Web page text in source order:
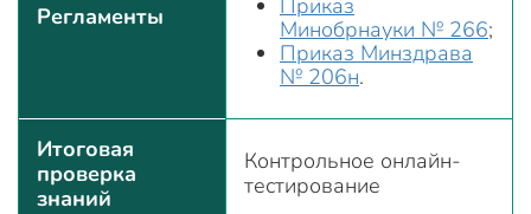
Регламенты
Минобрнауки № 266;
Приказ Минздрава
№ 206н.
Итоговая
проверка
знаний
Контрольное онлайн-
тестирование